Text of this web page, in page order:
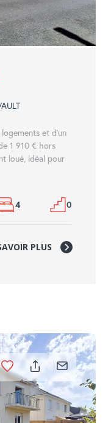
et d'un
1 910 € hors
loué, idéal pour
4 0
PLUS